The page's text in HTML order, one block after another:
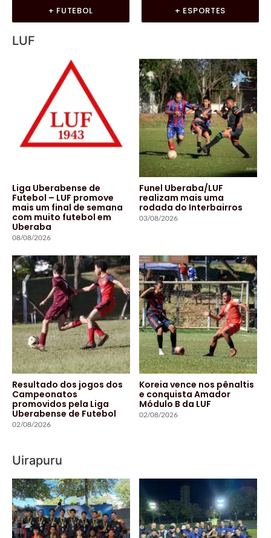
+ FUTEBOL + ESPORTES
LUF
Liga Uberabense de
Futebol – LUF promove
mais um final de semana
com muito futebol em
Uberaba
08/08/2026
Funel Uberaba/LUF
realizam mais uma
rodada do Interbairros
03/08/2026
Resultado dos jogos dos
Campeonatos
promovidos pela Liga
Uberabense de Futebol
02/08/2026
Koreia vence nos pênaltis
e conquista Amador
Módulo B da LUF
02/08/2026
Uirapuru